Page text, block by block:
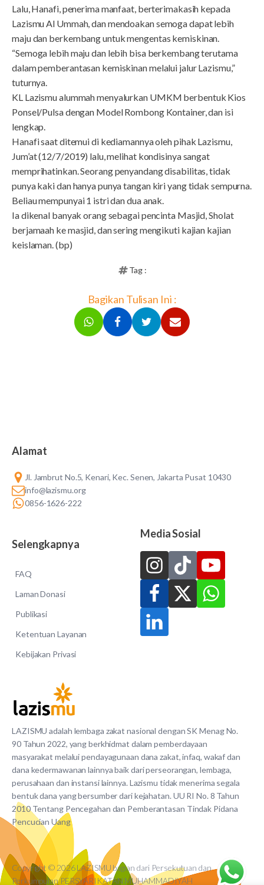
Lalu, Hanafi, penerima manfaat, berterimakasih kepada
Lazismu Al Ummah, dan mendoakan semoga dapat lebih
maju dan berkembang untuk mengentas kemiskinan.
“Semoga lebih maju dan lebih bisa berkembang terutama
dalam pemberantasan kemiskinan melalui jalur Lazismu,”
tuturnya.
KL Lazismu alummah menyalurkan UMKM berbentuk Kios
Ponsel/Pulsa dengan Model Rombong Kontainer, dan isi
lengkap.
Hanafi saat ditemui di kediamannya oleh pihak Lazismu,
Jum’at (12/7/2019) lalu, melihat kondisinya sangat
memprihatinkan. Seorang penyandang disabilitas, tidak
punya kaki dan hanya punya tangan kiri yang tidak sempurna.
Beliau mempunyai 1 istri dan dua anak.
Ia dikenal banyak orang sebagai pencinta Masjid, Sholat
berjamaah ke masjid, dan sering mengikuti kajian kajian
keislaman. (bp)
Tag :
Bagikan Tulisan Ini :
LAZISMU adalah lembaga zakat nasional dengan SK Menag No.
90 Tahun 2022, yang berkhidmat dalam pemberdayaan
masyarakat melalui pendayagunaan dana zakat, infaq, wakaf dan
dana kedermawanan lainnya baik dari perseorangan, lembaga,
perusahaan dan instansi lainnya. Lazismu tidak menerima segala
bentuk dana yang bersumber dari kejahatan. UU RI No. 8 Tahun
2010 Tentang Pencegahan dan Pemberantasan Tindak Pidana
Pencucian Uang
Alamat
Jl. Jambrut No.5, Kenari, Kec. Senen, Jakarta Pusat 10430
info@lazismu.org
0856-1626-222
Selengkapnya
FAQ
Laman Donasi
Publikasi
Ketentuan Layanan
Kebijakan Privasi
Media Sosial
Copyright © 2026 LAZISMU bagian dari Persekutuan dan
Perkumpulan PERSYARIKATAN MUHAMMADIYAH